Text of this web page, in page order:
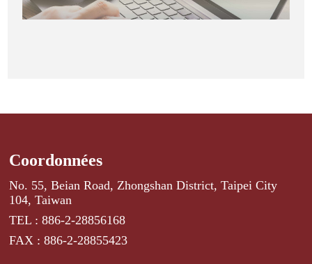
Coordonnées
No. 55, Beian Road, Zhongshan District, Taipei City
104, Taiwan
TEL : 886-2-28856168
FAX : 886-2-28855423